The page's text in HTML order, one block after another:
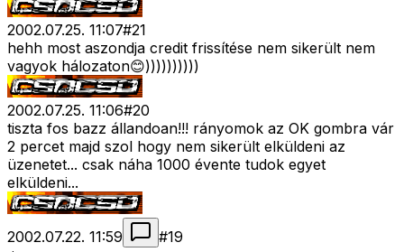
2002.07.25. 11:07#21
hehh most aszondja credit frissítése nem sikerült nem
vagyok hálozaton😊))))))))))
2002.07.25. 11:06#20
tiszta fos bazz állandoan!!! rányomok az OK gombra vár
2 percet majd szol hogy nem sikerült elküldeni az
üzenetet... csak náha 1000 évente tudok egyet
elküldeni...
2002.07.22. 11:59 #19